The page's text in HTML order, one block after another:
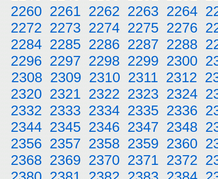
2260 2261 2262 2263 2264
2272 2273 2274 2275 2276
2284 2285 2286 2287 2288
2296 2297 2298 2299 2300
2308 2309 2310 2311 2312
2320 2321 2322 2323 2324
2332 2333 2334 2335 2336
2344 2345 2346 2347 2348
2356 2357 2358 2359 2360
2368 2369 2370 2371 2372